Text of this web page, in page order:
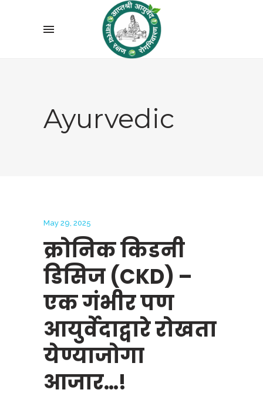
Ayurvedic
May 29, 2025
क्रोनिक किडनी
डिसिज (CKD) –
एक गंभीर पण
आयुर्वेदाद्वारे रोखता
येण्याजोगा
आजार…!